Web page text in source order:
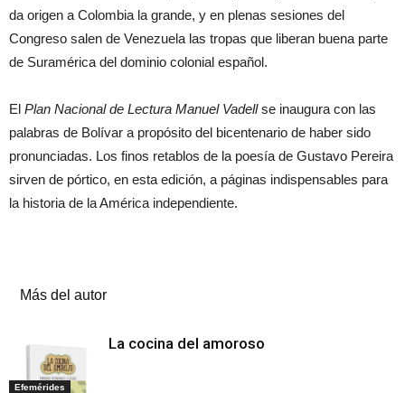
da origen a Colombia la grande, y en plenas sesiones del
Congreso salen de Venezuela las tropas que liberan buena parte
de Suramérica del dominio colonial español.
El Plan Nacional de Lectura Manuel Vadellse inaugura con las
palabras de Bolívar a propósito del bicentenario de haber sido
pronunciadas. Los finos retablos de la poesía de Gustavo Pereira
sirven de pórtico, en esta edición, a páginas indispensables para
la historia de la América independiente.
Más del autor
Efemérides
La cocina del amoroso